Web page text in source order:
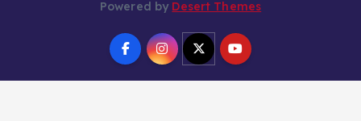
Powered byDesert Themes